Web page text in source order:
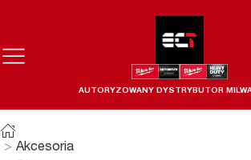
AUTORYZOWANY DYSTRYBUTOR
Akcesoria